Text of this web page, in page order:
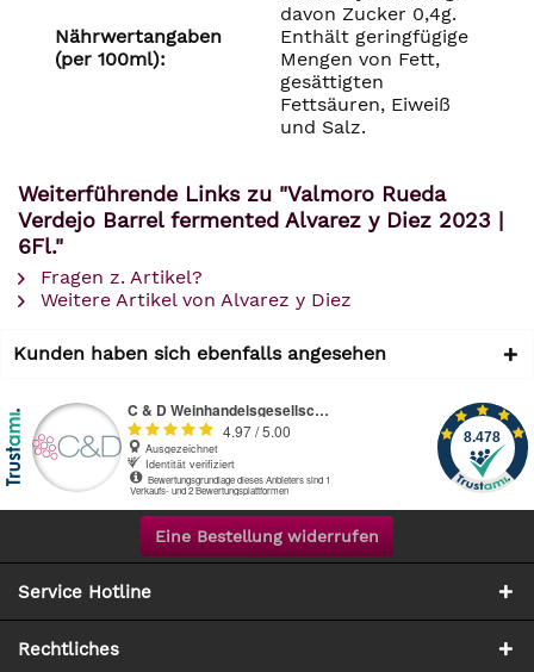
Nährwertangaben
(per 100ml):
davon Zucker 0,4g.
Enthält geringfügige
Mengen von Fett,
gesättigten
Fettsäuren, Eiweiß
und Salz.
Weiterführende Links zu "Valmoro Rueda
Verdejo Barrel fermented Alvarez y Diez 2023 |
6Fl."
Fragen z. Artikel?
Weitere Artikel von Alvarez y Diez
Kunden haben sich ebenfalls angesehen
Eine Bestellung widerrufen
Service Hotline
Rechtliches